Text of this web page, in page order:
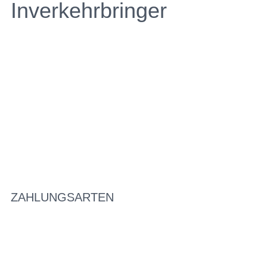
Inverkehrbringer
ZAHLUNGSARTEN